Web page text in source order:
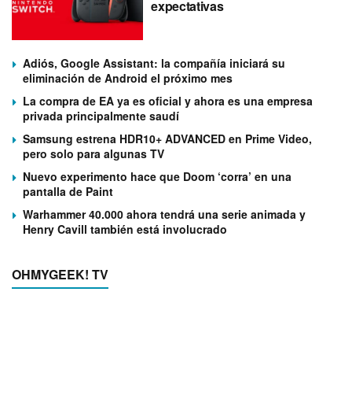
expectativas
Adiós, Google Assistant: la compañía iniciará su
eliminación de Android el próximo mes
La compra de EA ya es oficial y ahora es una empresa
privada principalmente saudí
Samsung estrena HDR10+ ADVANCED en Prime Video,
pero solo para algunas TV
Nuevo experimento hace que Doom ‘corra’ en una
pantalla de Paint
Warhammer 40.000 ahora tendrá una serie animada y
Henry Cavill también está involucrado
OHMYGEEK! TV